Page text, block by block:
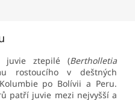
juvie ztepilé (Bertholletia
rostoucího v deštných
po Bolívii a Peru.
patří juvie mezi nejvyšší a